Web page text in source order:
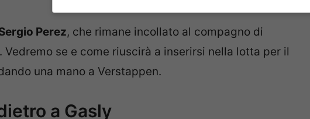
Perez, che rimane incollato al compagno di
se e come riuscirà a inserirsi nella lotta per il
una mano a Verstappen.
a Gasly